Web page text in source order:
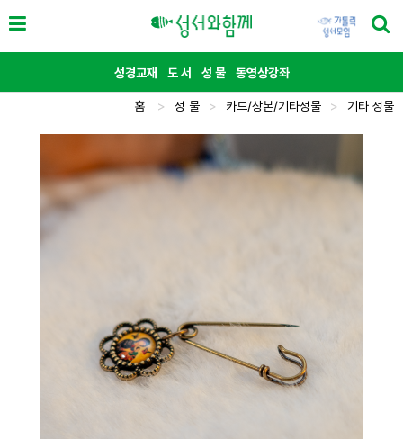
성경교재 도 서 성 물 동영상강좌
홈 > 성 물 > 카드/상본/기타성물 > 기타 성물